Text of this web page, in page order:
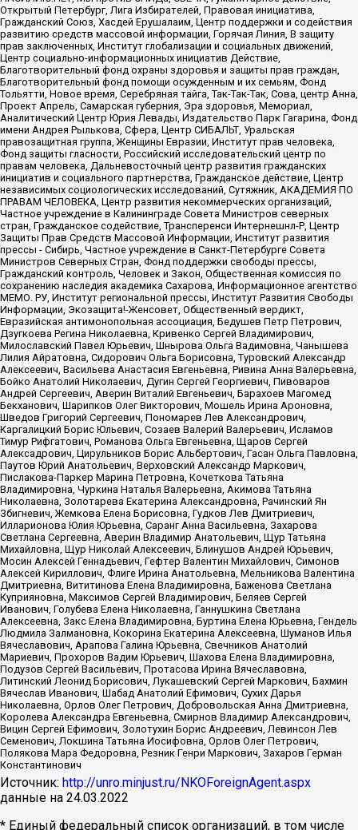
Открытый Петербург, Лига Избирателей, Правовая инициатива,
Гражданский Союз, Хасдей Ерушалаим, Центр поддержки и содействия
развитию средств массовой информации, Горячая Линия, В защиту
прав заключенных, Институт глобализации и социальных движений,
Центр социально-информационных инициатив Действие,
Благотворительный фонд охраны здоровья и защиты прав граждан,
Благотворительный фонд помощи осужденным и их семьям, Фонд
Тольятти, Новое время, Серебряная тайга, Так-Так-Так, Сова, центр Анна,
Проект Апрель, Самарская губерния, Эра здоровья, Мемориал,
Аналитический Центр Юрия Левады, Издательство Парк Гагарина, Фонд
имени Андрея Рылькова, Сфера, Центр СИБАЛЬТ, Уральская
правозащитная группа, Женщины Евразии, Институт прав человека,
Фонд защиты гласности, Российский исследовательский центр по
правам человека, Дальневосточный центр развития гражданских
инициатив и социального партнерства, Гражданское действие, Центр
независимых социологических исследований, Сутяжник, АКАДЕМИЯ ПО
ПРАВАМ ЧЕЛОВЕКА, Центр развития некоммерческих организаций,
Частное учреждение в Калининграде Совета Министров северных
стран, Гражданское содействие, Трансперенси Интернешнл-Р, Центр
Защиты Прав Средств Массовой Информации, Институт развития
прессы - Сибирь, Частное учреждение в Санкт-Петербурге Совета
Министров Северных Стран, Фонд поддержки свободы прессы,
Гражданский контроль, Человек и Закон, Общественная комиссия по
сохранению наследия академика Сахарова, Информационное агентство
МЕМО. РУ, Институт региональной прессы, Институт Развития Свободы
Информации, Экозащита!-Женсовет, Общественный вердикт,
Евразийская антимонопольная ассоциация, Бедушев Петр Петрович,
Дзугкоева Регина Николаевна, Кривенко Сергей Владимирович,
Милославский Павел Юрьевич, Шнырова Ольга Вадимовна, Чанышева
Лилия Айратовна, Сидорович Ольга Борисовна, Туровский Александр
Алексеевич, Васильева Анастасия Евгеньевна, Ривина Анна Валерьевна,
Бойко Анатолий Николаевич, Дугин Сергей Георгиевич, Пивоваров
Андрей Сергеевич, Аверин Виталий Евгеньевич, Барахоев Магомед
Бекханович, Шарипков Олег Викторович, Мошель Ирина Ароновна,
Шведов Григорий Сергеевич, Пономарев Лев Александрович,
Каргалицкий Борис Юльевич, Созаев Валерий Валерьевич, Исламов
Тимур Рифгатович, Романова Ольга Евгеньевна, Щаров Сергей
Алексадрович, Цирульников Борис Альбертович, Гасан Ольга Павловна,
Паутов Юрий Анатольевич, Верховский Александр Маркович,
Пислакова-Паркер Марина Петровна, Кочеткова Татьяна
Владимировна, Чуркина Наталья Валерьевна, Акимова Татьяна
Николаевна, Золотарева Екатерина Александровна, Рачинский Ян
Збигневич, Жемкова Елена Борисовна, Гудков Лев Дмитриевич,
Илларионова Юлия Юрьевна, Саранг Анна Васильевна, Захарова
Светлана Сергеевна, Аверин Владимир Анатольевич, Щур Татьяна
Михайловна, Щур Николай Алексеевич, Блинушов Андрей Юрьевич,
Мосин Алексей Геннадьевич, Гефтер Валентин Михайлович, Симонов
Алексей Кириллович, Флиге Ирина Анатольевна, Мельникова Валентина
Дмитриевна, Вититинова Елена Владимировна, Баженова Светлана
Куприяновна, Максимов Сергей Владимирович, Беляев Сергей
Иванович, Голубева Елена Николаевна, Ганнушкина Светлана
Алексеевна, Закс Елена Владимировна, Буртина Елена Юрьевна, Гендель
Людмила Залмановна, Кокорина Екатерина Алексеевна, Шуманов Илья
Вячеславович, Арапова Галина Юрьевна, Свечников Анатолий
Мариевич, Прохоров Вадим Юрьевич, Шахова Елена Владимировна,
Подузов Сергей Васильевич, Протасова Ирина Вячеславовна,
Литинский Леонид Борисович, Лукашевский Сергей Маркович, Бахмин
Вячеслав Иванович, Шабад Анатолий Ефимович, Сухих Дарья
Николаевна, Орлов Олег Петрович, Добровольская Анна Дмитриевна,
Королева Александра Евгеньевна, Смирнов Владимир Александрович,
Вицин Сергей Ефимович, Золотухин Борис Андреевич, Левинсон Лев
Семенович, Локшина Татьяна Иосифовна, Орлов Олег Петрович,
Полякова Мара Федоровна, Резник Генри Маркович, Захаров Герман
Константинович
Источник: http://unro.minjust.ru/NKOForeignAgent.aspx
данные на 24.03.2022
* Единый федеральный список организаций, в том числе